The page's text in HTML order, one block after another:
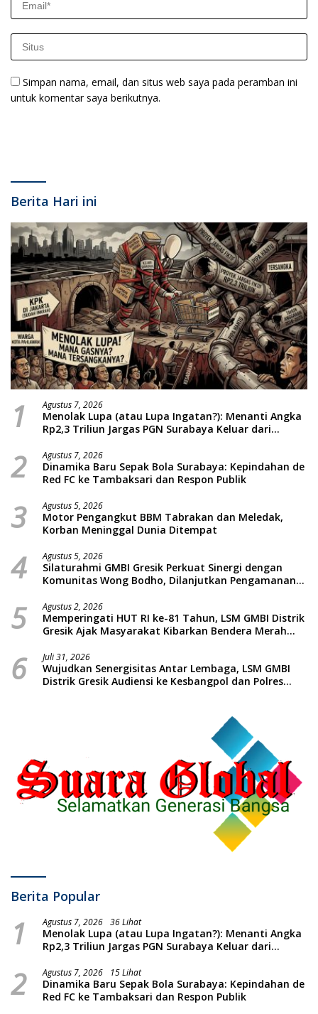
Simpan nama, email, dan situs web saya pada peramban ini
untuk komentar saya berikutnya.
Berita Hari ini
1 Agustus 7, 2026
Menolak Lupa (atau Lupa Ingatan?): Menanti Angka
Rp2,3 Triliun Jargas PGN Surabaya Keluar dari
2 Agustus 7, 2026
Dinamika Baru Sepak Bola Surabaya: Kepindahan de
Red FC ke Tambaksari dan Respon Publik
3 Agustus 5, 2026
Motor Pengangkut BBM Tabrakan dan Meledak,
Korban Meninggal Dunia Ditempat
4 Agustus 5, 2026
Silaturahmi GMBI Gresik Perkuat Sinergi dengan
Komunitas Wong Bodho, Dilanjutkan Pengamanan
Massal dan Santunan Anak Yatim
5 Agustus 2, 2026
Memperingati HUT RI ke-81 Tahun, LSM GMBI Distrik
Gresik Ajak Masyarakat Kibarkan Bendera Merah
6 Juli 31, 2026
Wujudkan Senergisitas Antar Lembaga, LSM GMBI
Distrik Gresik Audiensi ke Kesbangpol dan Polres
Berita Popular
1 Agustus 7, 2026 36 Lihat
Menolak Lupa (atau Lupa Ingatan?): Menanti Angka
Rp2,3 Triliun Jargas PGN Surabaya Keluar dari
2 Agustus 7, 2026 15 Lihat
Dinamika Baru Sepak Bola Surabaya: Kepindahan de
Red FC ke Tambaksari dan Respon Publik